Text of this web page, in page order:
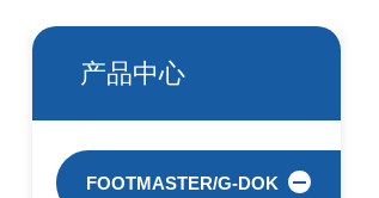
产品中心
FOOTMASTER/G-DOK